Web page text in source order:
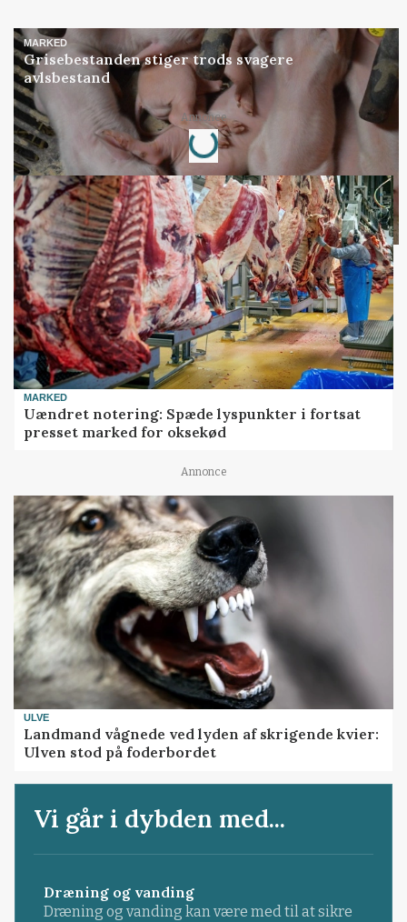
MARKED
Grisebestanden stiger trods svagere
avlsbestand
Annonce
Loading...
MARKED
Uændret notering: Spæde lyspunkter i fortsat
presset marked for oksekød
Annonce
ULVE
Landmand vågnede ved lyden af skrigende kvier:
Ulven stod på foderbordet
Vi går i dybden med...
Dræning og vanding
Dræning og vanding kan være med til at sikre